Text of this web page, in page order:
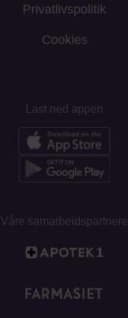
Privatlivspolitik
Cookies
Last ned appen
Våre samarbeidspartnere